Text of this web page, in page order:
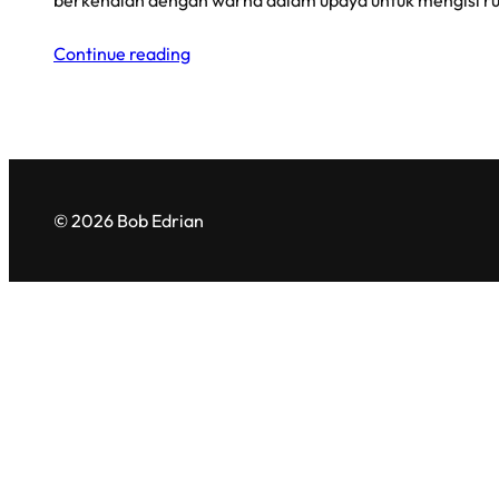
Continue reading
© 2026 Bob Edrian